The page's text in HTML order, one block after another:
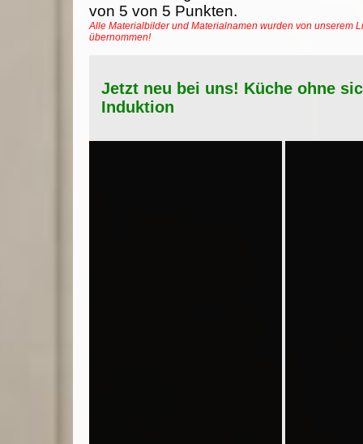
von 5 von 5 Punkten.
Alle Materialbilder und Materialnamen wurden von unserem
übernommen!
Jetzt neu bei uns! Küche ohne
Induktion